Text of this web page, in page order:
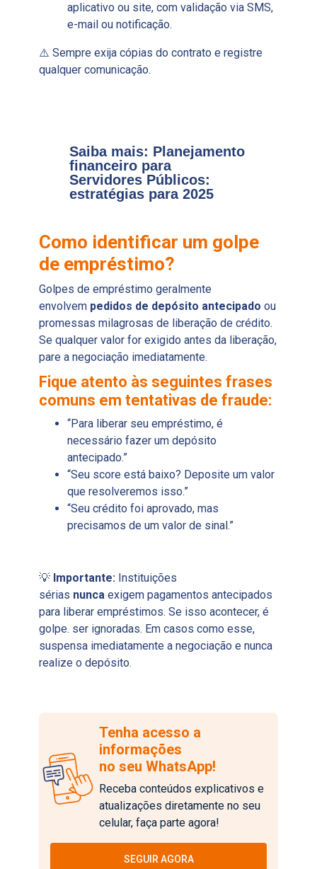
aplicativo ou site, com validação via SMS,
e-mail ou notificação.
⚠️ Sempre exija cópias do contrato e registre
qualquer comunicação.
Saiba mais: Planejamento
financeiro para
Servidores Públicos:
estratégias para 2025
Como identificar um golpe
de empréstimo?
Golpes de empréstimo geralmente
envolvem pedidos de depósito antecipado ou
promessas milagrosas de liberação de crédito.
Se qualquer valor for exigido antes da liberação,
pare a negociação imediatamente.
Fique atento às seguintes frases
comuns em tentativas de fraude:
“Para liberar seu empréstimo, é
necessário fazer um depósito
antecipado.”
“Seu score está baixo? Deposite um valor
que resolveremos isso.”
“Seu crédito foi aprovado, mas
precisamos de um valor de sinal.”
💡 Importante: Instituições
sérias nunca exigem pagamentos antecipados
para liberar empréstimos. Se isso acontecer, é
golpe. ser ignoradas. Em casos como esse,
suspensa imediatamente a negociação e nunca
realize o depósito.
Tenha acesso a
informações
no seu WhatsApp!
Receba conteúdos explicativos e
atualizações diretamente no seu
celular, faça parte agora!
SEGUIR AGORA